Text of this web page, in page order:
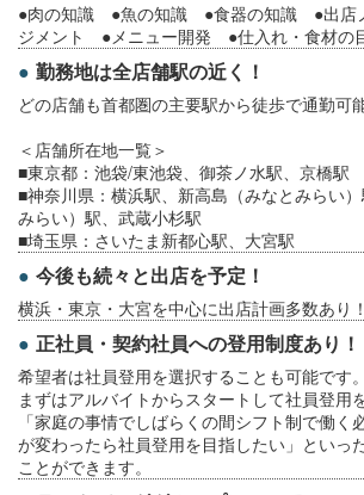
●肉の知識 ●魚の知識 ●食器の知識 ●出店
ジメント ●メニュー開発 ●仕入れ・食材の
勤務地は全店舗駅の近く！
どの店舗も首都圏の主要駅から徒歩で通勤可
＜店舗所在地一覧＞
■東京都：池袋/東池袋、御茶ノ水駅、京橋駅
■神奈川県：横浜駅、新高島（みなとみらい
みらい）駅、武蔵小杉駅
■埼玉県：さいたま新都心駅、大宮駅
今後も続々と出店を予定！
横浜・東京・大宮を中心に出店計画多数あり！
正社員・契約社員への登用制度あり！
希望者は社員登用を選択することも可能です
まずはアルバイトからスタートして社員登用
「家庭の事情でしばらくの間シフト制で働く
が変わったら社員登用を目指したい」といっ
ことができます。